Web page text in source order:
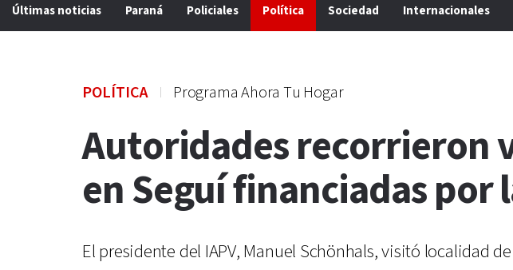
Últimas noticias Paraná Policiales Política Sociedad Internacionales
POLÍTICA Programa Ahora Tu Hogar
Autoridades recorrieron
en Seguí financiadas por
El presidente del IAPV, Manuel Schönhals, visitó localidad